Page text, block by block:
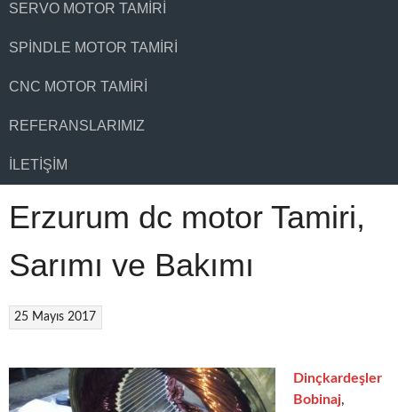
SERVO MOTOR TAMIRI
SPINDLE MOTOR TAMIRI
CNC MOTOR TAMIRI
REFERANSLARIMIZ
İLETIŞIM
Erzurum dc motor Tamiri,
Sarımı ve Bakımı
25 Mayıs 2017
Dinçkardeşler
Bobinaj,